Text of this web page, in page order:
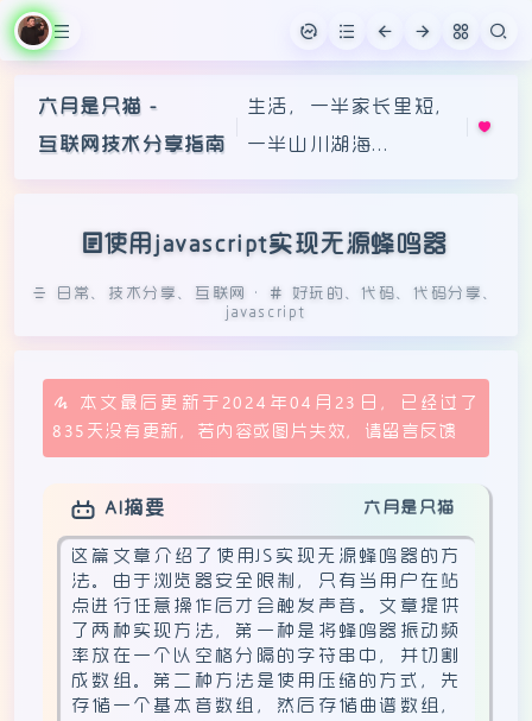
六月是只猫 -
互联网技术分享指南
生活，一半家长里短，
一半山川湖海...
使用javascript实现无源蜂鸣器
日常、 技术分享 、 互联网 · 好玩的 、代码、代码分享 、
javascript
本文最后更新于2024年04月23日，已经过了
835天没有更新，若内容或图片失效，请留言反馈
AI摘要 六月是只猫
这篇文章介绍了使用JS实现无源蜂鸣器的方
法。由于浏览器安全限制，只有当用户在站
点进行任意操作后才会触发声音。文章提供
了两种实现方法，第一种是将蜂鸣器振动频
率放在一个以空格分隔的字符串中，并切割
成数组。第二种方法是使用压缩的方式，先
存储一个基本音数组，然后存储曲谱数组，